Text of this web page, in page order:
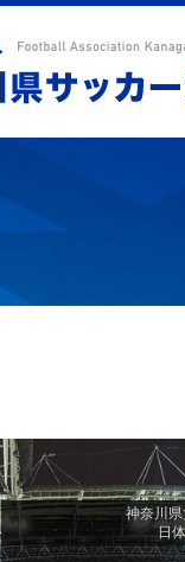
神奈川
日